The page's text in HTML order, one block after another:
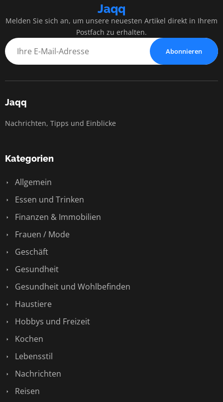
Jaqq
Melden Sie sich an, um unsere neuesten Artikel direkt in Ihrem
Postfach zu erhalten.
Abonnieren
Jaqq
Nachrichten, Tipps und Einblicke
Kategorien
Allgemein
Essen und Trinken
Finanzen & Immobilien
Frauen / Mode
Geschäft
Gesundheit
Gesundheit und Wohlbefinden
Haustiere
Hobbys und Freizeit
Kochen
Lebensstil
Nachrichten
Reisen